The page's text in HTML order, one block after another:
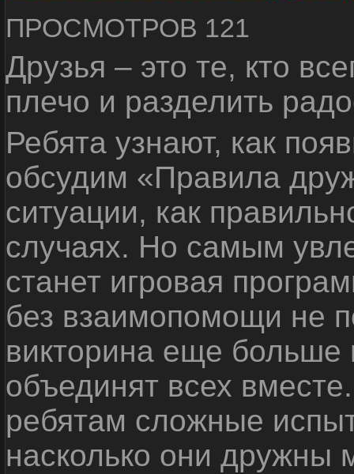
ПРОСМОТРОВ 121
Друзья – это те, кто
плечо и разделить
Ребята узнают, как
обсудим «Правила
ситуации, как
случаях. Но самым
станет игровая
без взаимопомощи не
викторина еще
объединят всех
ребятам сложные
насколько они дружны